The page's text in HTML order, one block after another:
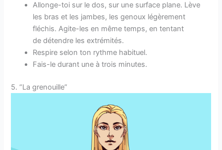
Allonge-toi sur le dos, sur une surface plane. Lève
les bras et les jambes, les genoux légèrement
fléchis. Agite-les en même temps, en tentant
de détendre les extrémités.
Respire selon ton rythme habituel.
Fais-le durant une à trois minutes.
5. “La grenouille”